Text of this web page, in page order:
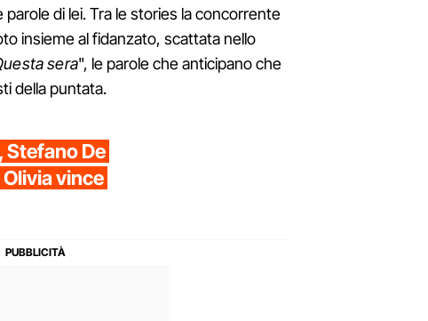
parole di lei. Tra le stories la concorrente
insieme al fidanzato, scattata nello
sera", le parole che anticipano che
della puntata.
De
vince